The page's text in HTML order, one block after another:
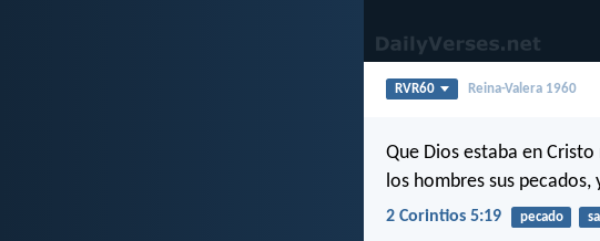
RVR60 Reina-Valera 1960
Que Dios estaba en
los hombres sus
2 Corintios 5:19 pecado